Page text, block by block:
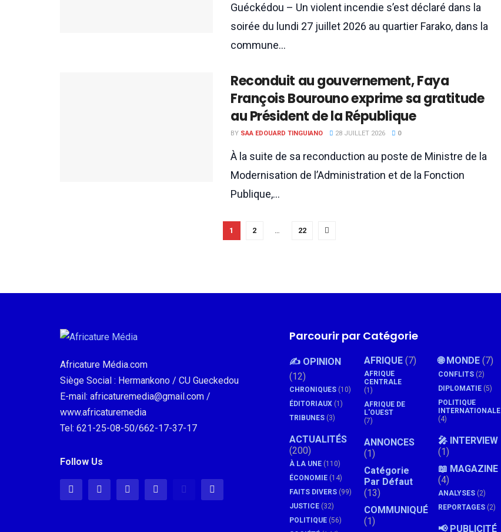
Guéckédou – Un violent incendie s’est déclaré dans la
soirée du lundi 27 juillet 2026 au quartier Farako, dans la
commune...
Reconduit au gouvernement, Faya
François Bourouno exprime sa gratitude
au Président de la République
BY SAA EDOUARD TINGUIANO 28 JUILLET 2026 0
À la suite de sa reconduction au poste de Ministre de la
Modernisation de l’Administration et de la Fonction
Publique,...
1 2 22
Africature Média.com
Siège Social : Hermankono / CU Gueckedou
E-mail: africaturemedia@gmail.com /
www.africaturemedia
Tel: 621-25-08-50/662-17-37-17
Follow Us
Parcourir par Catégorie
✍️ OPINION
(12)
CHRONIQUES (10)
ÉDITORIAUX (1)
TRIBUNES (3)
ACTUALITÉS
(200)
À LA UNE (110)
ÉCONOMIE (14)
FAITS DIVERS (99)
JUSTICE (32)
POLITIQUE (56)
AFRIQUE(7)
AFRIQUE
CENTRALE
(1)
AFRIQUE DE
L'OUEST
(7)
ANNONCES
(1)
Catégorie
Par Défaut
(13)
COMMUNIQUÉ
(1)
🌐 MONDE (7)
CONFLITS (2)
DIPLOMATIE (5)
POLITIQUE
INTERNATIONALE
(4)
🎤 INTERVIEW
(1)
📖 MAGAZINE
(4)
ANALYSES (2)
REPORTAGES (2)
📢 PUBLICITÉ